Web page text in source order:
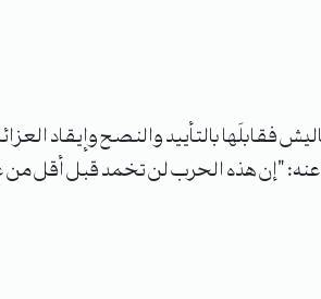
الشاعر نادر شاليش فقابلَها بالتأييد والنصح
عنه: "إن هذه الحرب لن تخمد قبل